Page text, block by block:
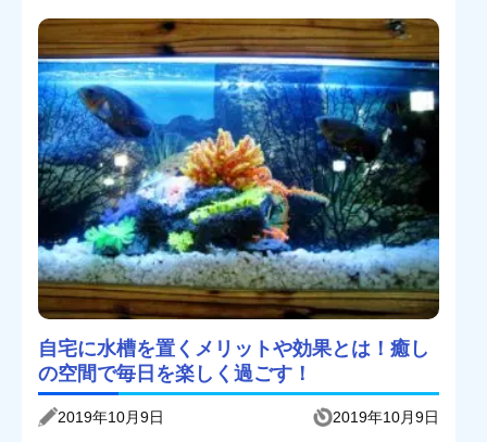
自宅に水槽を置くメリットや効果とは！癒し
の空間で毎日を楽しく過ごす！
2019年10月9日 2019年10月9日